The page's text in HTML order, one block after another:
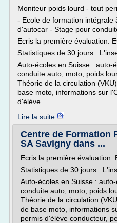
Moniteur poids lourd - tout
- Ecole de formation intégrale
d'autocar - Stage pour
Ecris la première évaluation:
Statistiques de 30 jours :
Auto-écoles en Suisse : auto-
conduite auto, moto, poids
Théorie de la circulation
base moto, informations sur
d'élève...
Lire la suite
Centre de Formation
SA Savigny dans ...
Ecris la première évaluation:
Statistiques de 30 jours :
Auto-écoles en Suisse :
conduite auto, moto, poids
Théorie de la circulation
de base moto, informations
permis d'élève conducteur,